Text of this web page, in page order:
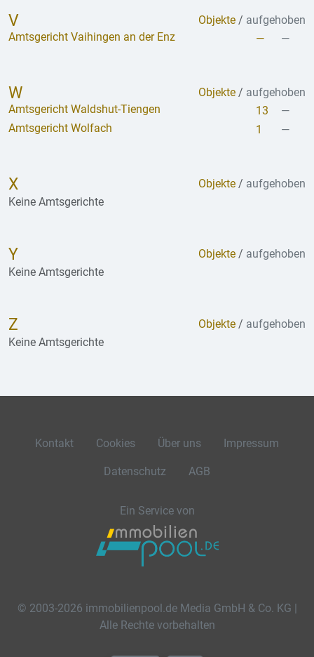
V Objekte / aufgehoben
Amtsgericht Vaihingen an der Enz
— —
W Objekte / aufgehoben
Amtsgericht Waldshut-Tiengen
13
—
Amtsgericht Wolfach
1 —
X Objekte / aufgehoben
Keine Amtsgerichte
Y Objekte / aufgehoben
Keine Amtsgerichte
Z Objekte / aufgehoben
Keine Amtsgerichte
Kontakt Cookies Über uns Impressum
Datenschutz AGB
Ein Service von
© 2003-2026 immobilienpool.de Media GmbH & Co. KG |
Alle Rechte vorbehalten